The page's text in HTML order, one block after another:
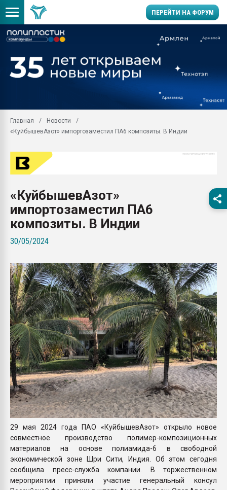
ПЕРЕЙТИ НА ФОРУМ
Вакуум-формовочные
28.07.2026
Материал
вакуумного
ПЕРЕЙТИ НА
Главная
Новости
«КуйбышевАзот» импортозаместил ПА6 композиты. В Индии
«КуйбышевАзот»
импортозаместил ПА6
композиты. В Индии
30/05/2024
29 мая 2024 года ПАО «КуйбышевАзот» открыло новое
совместное производство полимер-композиционных
материалов на основе полиамида-6 в свободной
экономической зоне Шри Сити, Индия. Об этом сегодня
сообщила пресс-служба компании. В торжественном
мероприятии приняли участие генеральный консул